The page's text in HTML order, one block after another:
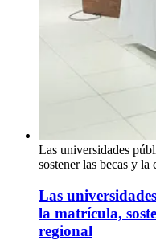
Las universidades
sostener las becas y
Las
la matrícula,
regional